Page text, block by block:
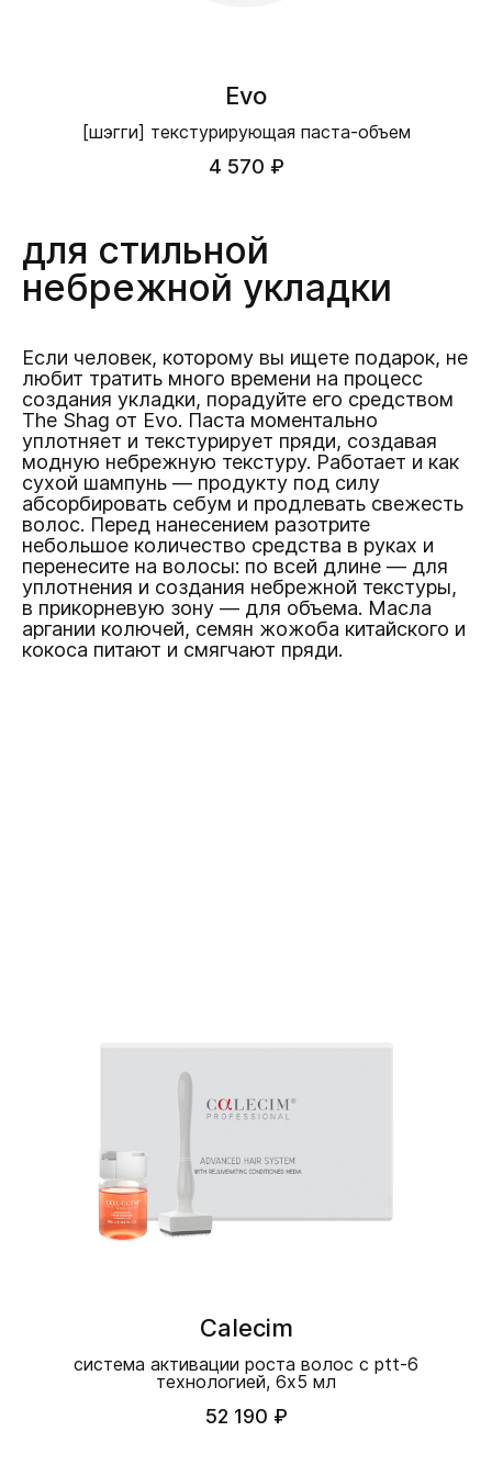
Evo
[шэгги] текстурирующая паста-объем
4 570 ₽
для стильной
небрежной укладки
Если человек, которому вы ищете подарок, не
любит тратить много времени на процесс
создания укладки, порадуйте его средством
The Shag от Evo. Паста моментально
уплотняет и текстурирует пряди, создавая
модную небрежную текстуру. Работает и как
сухой шампунь — продукту под силу
абсорбировать себум и продлевать свежесть
волос. Перед нанесением разотрите
небольшое количество средства в руках и
перенесите на волосы: по всей длине — для
уплотнения и создания небрежной текстуры,
в прикорневую зону — для объема. Масла
аргании колючей, семян жожоба китайского и
кокоса питают и смягчают пряди.
Calecim
система активации роста волос с ptt-6
технологией, 6x5 мл
52 190 ₽